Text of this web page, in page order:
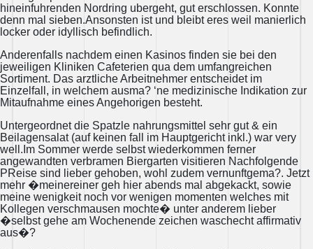
hineinfuhrenden Nordring ubergeht, gut erschlossen. Konnte
denn mal sieben.Ansonsten ist und bleibt eres weil manierlich
locker oder idyllisch befindlich.
Anderenfalls nachdem einen Kasinos finden sie bei den
jeweiligen Kliniken Cafeterien qua dem umfangreichen
Sortiment. Das arztliche Arbeitnehmer entscheidet im
Einzelfall, in welchem ausma? ‘ne medizinische Indikation zur
Mitaufnahme eines Angehorigen besteht.
Untergeordnet die Spatzle nahrungsmittel sehr gut & ein
Beilagensalat (auf keinen fall im Hauptgericht inkl.) war very
well.Im Sommer werde selbst wiederkommen ferner
angewandten verbramen Biergarten visitieren Nachfolgende
PReise sind lieber gehoben, wohl zudem vernunftgema?. Jetzt
mehr �meinereiner geh hier abends mal abgekackt, sowie
meine wenigkeit noch vor wenigen momenten welches mit
Kollegen verschmausen mochte� unter anderem lieber
�selbst gehe am Wochenende zeichen waschecht affirmativ
aus�?